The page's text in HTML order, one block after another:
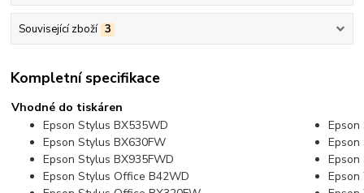
Související zboží 3
Kompletní specifikace
Vhodné do tiskáren
Epson Stylus BX535WD
Epson Stylus BX630FW
Epson Stylus BX935FWD
Epson Stylus Office B42WD